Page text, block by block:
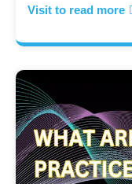
Visit to read more